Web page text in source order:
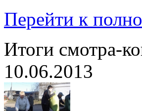
Перейти к
Итоги смотра-
10.06.2013